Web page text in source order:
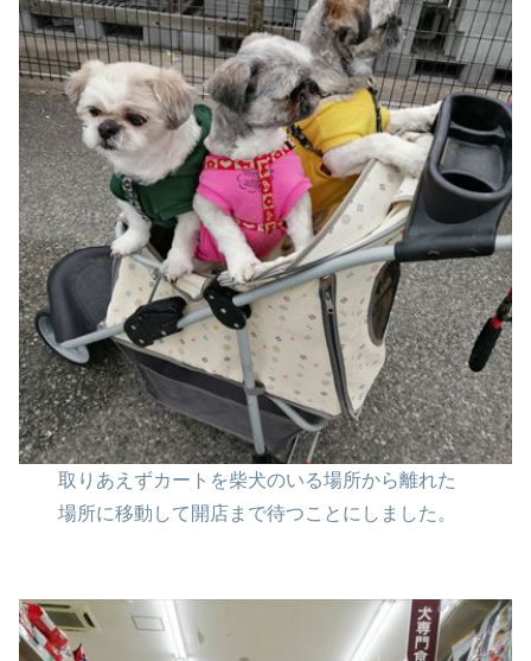
取りあえずカートを柴犬のいる場所から離れた
場所に移動して 開店まで待つことにしました。